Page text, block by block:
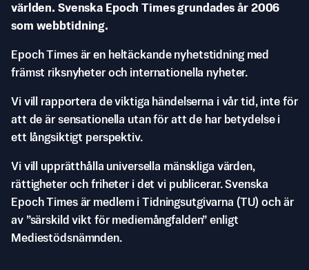
världen. Svenska Epoch Times grundades år 2006
som webbtidning.
Epoch Times är en heltäckande nyhetstidning med
främst riksnyheter och internationella nyheter.
Vi vill rapportera de viktiga händelserna i vår tid, inte för
att de är sensationella utan för att de har betydelse i
ett långsiktigt perspektiv.
Vi vill upprätthålla universella mänskliga värden,
rättigheter och friheter i det vi publicerar. Svenska
Epoch Times är medlem i Tidningsutgivarna (TU) och är
av ”särskild vikt för mediemångfalden” enligt
Mediestödsnämnden.